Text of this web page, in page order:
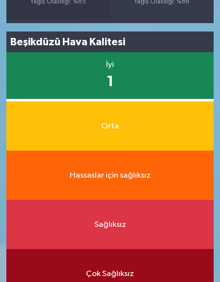
Yağış Olasılığı: %65
Yağış Olasılığı: %66
Beşikdüzü Hava Kalitesi
İyi
1
Orta
Hassaslar için sağlıksız
Sağlıksız
Çok Sağlıksız